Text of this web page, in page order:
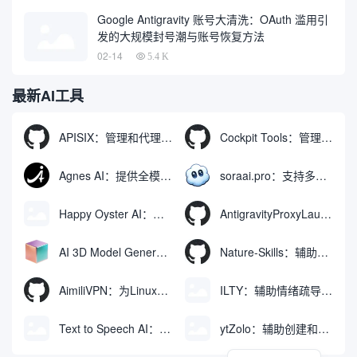
Google Antigravity 账号大清洗：OAuth 滥用引
发的大规模封号潮与账号恢复方法
02-14 5.4 K
最新AI工具
APISIX：管理和代理API及大模型流量的高性能网关 Cockpit Tools：管理多个AI编程IDE账号与配置多开独立实例的本地桌面应用
Agnes AI：提供全模态模型免费API、支持图文视频生成与复杂工程执行的智能体平台 soraai.pro：支持多模型文字转视频和图像生成的在线创作工具
Happy Oyster AI：生成可交互式3D虚拟世界与视频的大模型 AntigravityProxyLauncher：免TUN全局代理使用Antigravity IDE
AI 3D Model Generator：通过文本和图像快速生成3D模型的在线工具 Nature-Skills：辅助撰写学术论文和绘制科研图表的智能体插件
AimiliVPN：为Linux提供纯净出站家庭IP的VPN代理网关 ILTY：辅助情绪疏导与提供行动建议的AI陪伴工具
Text to Speech AI：支持多说话人与情感控制的文字转语音工具 ytZolo：辅助创建和优化YouTube视频内容的生成工具